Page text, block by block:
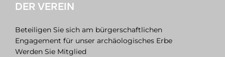
DER VEREIN
Beteiligen Sie sich am bürgerschaftlichen
Engagement für unser archäologisches Erbe
Werden Sie Mitglied